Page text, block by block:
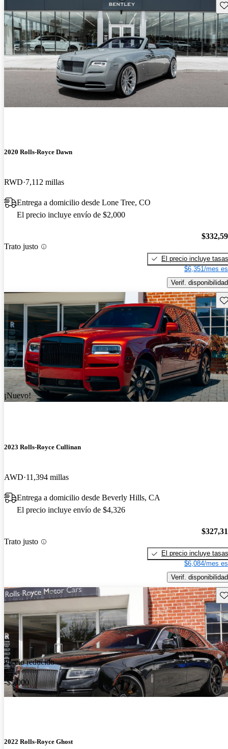
2020 Rolls-Royce Dawn
RWD 7,112 millas
Entrega a domicilio desde Lone Tree, CO
El precio incluye envío de $2,000
Trato justo
El precio incluye tasas
$6,351/mes
Verif. disponibilidad
¡Nuevo!
2023 Rolls-Royce Cullinan
AWD 11,394 millas
Entrega a domicilio desde Beverly Hills, CA
El precio incluye envío de $4,326
Trato justo
El precio incluye tasas
$6,084/mes
Verif. disponibilidad
Precio reducido
-$5,000
2022 Rolls-Royce Ghost